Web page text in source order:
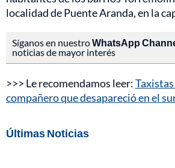
localidad de Puente Aranda, en la
Síganos en nuestroWhatsApp
noticias de mayor interés
>>> Le recomendamos leer:
compañero que desapareció en el
Últimas Noticias